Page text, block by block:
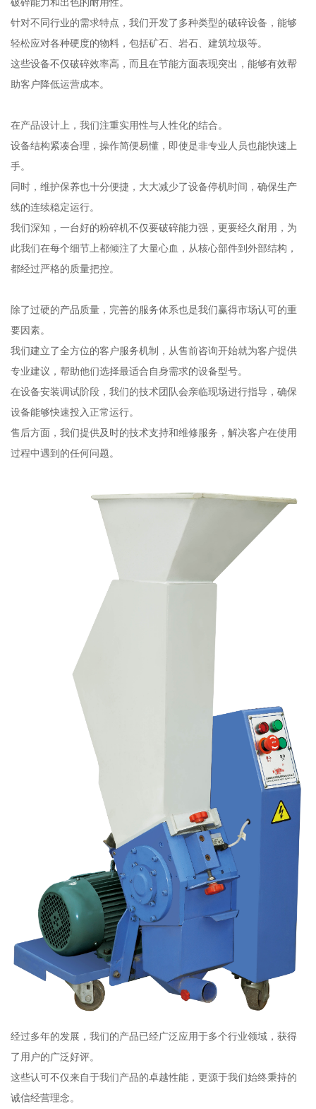
针对不同行业的需求特点，我们开发了多种类型的破碎设备，能够
轻松应对各种硬度的物料，包括矿石、岩石、建筑垃圾等。
这些设备不仅破碎效率高，而且在节能方面表现突出，能够有效帮
助客户降低运营成本。
在产品设计上，我们注重实用性与人性化的结合。
设备结构紧凑合理，操作简便易懂，即使是非专业人员也能快速上
手。
同时，维护保养也十分便捷，大大减少了设备停机时间，确保生产
线的连续稳定运行。
我们深知，一台好的粉碎机不仅要破碎能力强，更要经久耐用，为
此我们在每个细节上都倾注了大量心血，从核心部件到外部结构，
都经过严格的质量把控。
除了过硬的产品质量，完善的服务体系也是我们赢得市场认可的重
要因素。
我们建立了全方位的客户服务机制，从售前咨询开始就为客户提供
专业建议，帮助他们选择最适合自身需求的设备型号。
在设备安装调试阶段，我们的技术团队会亲临现场进行指导，确保
设备能够快速投入正常运行。
售后方面，我们提供及时的技术支持和维修服务，解决客户在使用
过程中遇到的任何问题。
经过多年的发展，我们的产品已经广泛应用于多个行业领域，获得
了用户的广泛好评。
这些认可不仅来自于我们产品的卓越性能，更源于我们始终秉持的
诚信经营理念。